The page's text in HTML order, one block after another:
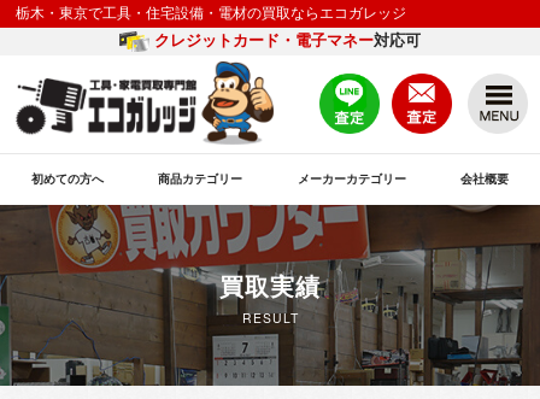
栃木・東京で工具・住宅設備・電材の買取ならエコガレッジ
クレジットカード・電子マネー対応可
初めての方へ 商品カテゴリー メーカーカテゴリー 会社概要
買取実績
RESULT